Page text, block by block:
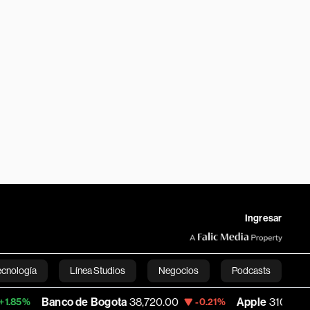
Ingresar
Línea Studios Negocios Podcasts
English
de Bogota 38,720.00 -0.21% Apple 310.94 +0.55%